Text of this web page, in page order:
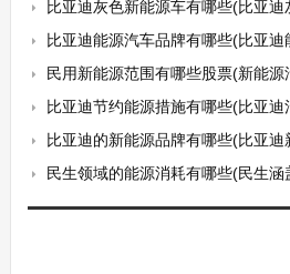
比亚迪灰色新能源车有哪些(比亚
比亚迪能源汽车品牌有哪些(比亚
民用新能源范围有哪些股票(新能
比亚迪节约能源措施有哪些(比亚迪
比亚迪的新能源品牌有哪些(比亚
民生领域的能源消耗有哪些(民生涵